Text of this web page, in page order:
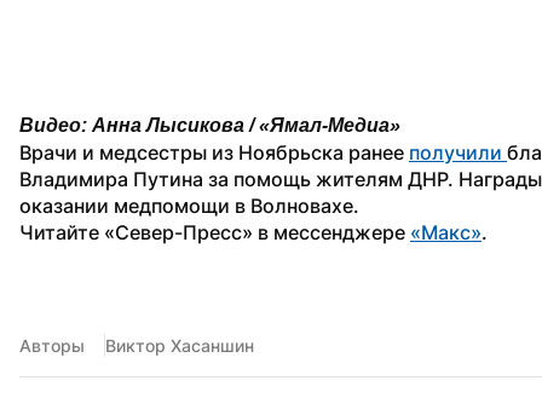
Видео: Анна Лысикова / «Ямал-Медиа»
Врачи и медсестры из Ноябрьска ранее получили
Владимира Путина за помощь жителям ДНР. Награды
оказании медпомощи в Волновахе.
Читайте «Север-Пресс» в мессенджере «Макс».
Авторы Виктор Хасаншин